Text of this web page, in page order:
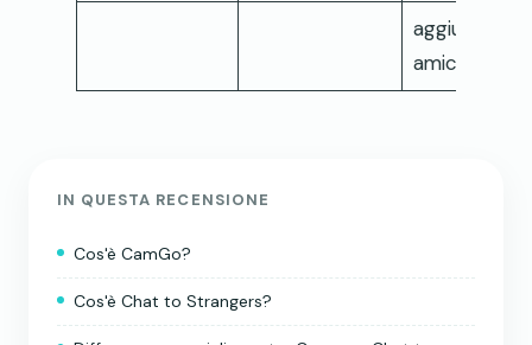
aggiunta di
amici
IN QUESTA RECENSIONE
Cos'è CamGo?
Cos'è Chat to Strangers?